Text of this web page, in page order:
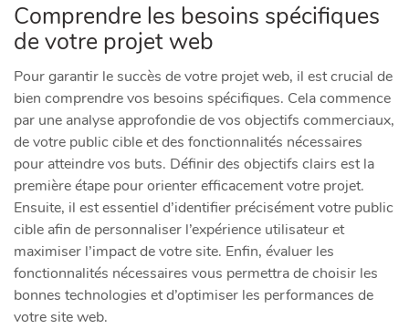
Comprendre les besoins spécifiques
de votre projet web
Pour garantir le succès de votre projet web, il est crucial de
bien comprendre vos besoins spécifiques. Cela commence
par une analyse approfondie de vos objectifs commerciaux,
de votre public cible et des fonctionnalités nécessaires
pour atteindre vos buts. Définir des objectifs clairs est la
première étape pour orienter efficacement votre projet.
Ensuite, il est essentiel d’identifier précisément votre public
cible afin de personnaliser l’expérience utilisateur et
maximiser l’impact de votre site. Enfin, évaluer les
fonctionnalités nécessaires vous permettra de choisir les
bonnes technologies et d’optimiser les performances de
votre site web.